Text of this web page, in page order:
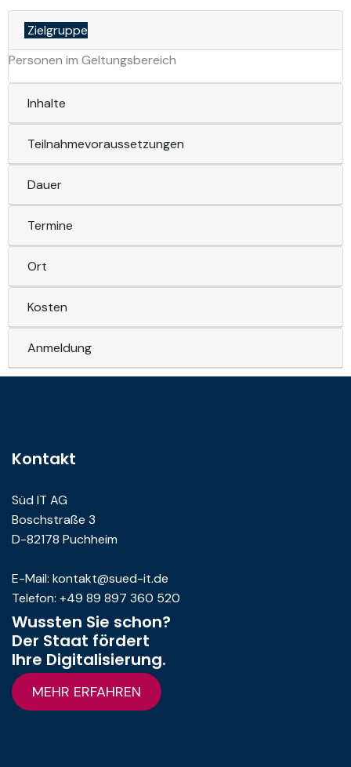
Zielgruppe
Personen im Geltungsbereich
Inhalte
Teilnahmevoraussetzungen
Dauer
Termine
Ort
Kosten
Anmeldung
Kontakt
Süd IT AG
Boschstraße 3
D-82178 Puchheim
E-Mail: kontakt@sued-it.de
Telefon: +49 89 897 360 520
Wussten Sie schon?
Der Staat fördert
Ihre Digitalisierung.
MEHR ERFAHREN